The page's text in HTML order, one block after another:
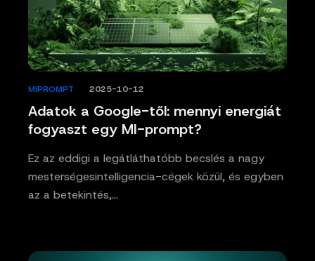
Adatok a Google-től: mennyi energiát
fogyaszt egy MI-prompt?
MIPROMPT 2025-10-12
Ez az eddigi a legátláthatóbb becslés a nagy
mesterségesintelligencia-cégek közül, és egyben
az a betekintés,…